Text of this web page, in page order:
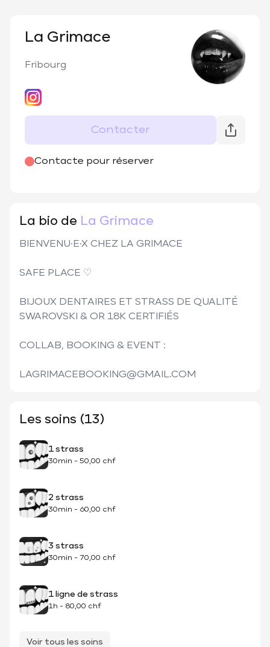
La Grimace
Fribourg
Contacter
Contacte pour réserver
@la__grimace
La bio de La Grimace
BIENVENU·E·X CHEZ LA GRIMACE
SAFE PLACE ♡︎
BIJOUX DENTAIRES ET STRASS DE QUALITÉ
SWAROVSKI & OR 18K CERTIFIÉS
COLLAB, BOOKING & EVENT :
Les soins (13)
1 strass
30min - 50,00 chf
2 strass
30min - 60,00 chf
3 strass
30min - 70,00 chf
1 ligne de strass
1h - 80,00 chf
Voir tous les soins